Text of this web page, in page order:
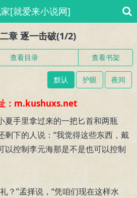
[就爱来小说网]
章 逐一击破(1/2)
查看目录 查看书架
默认 护眼 夜间
：m.kushuxs.net
手里拿过来的一把匕首和两瓶
剩下的人说：“我觉得这些东西，戴
以控制李元海那是不是也可以控制
？”孟择说，“凭咱们现在这样水